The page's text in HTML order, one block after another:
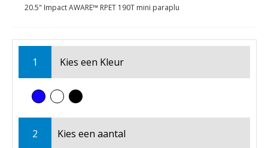
20.5" Impact AWARE™ RPET 190T mini paraplu
1 Kies een Kleur
2 Kies een aantal